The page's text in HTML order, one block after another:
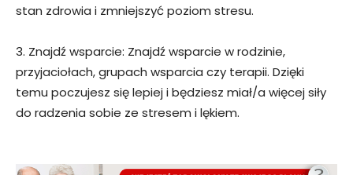
stan zdrowia i zmniejszyć poziom stresu.
3. Znajdź wsparcie: Znajdź wsparcie w rodzinie,
przyjaciołach, grupach wsparcia czy terapii. Dzięki
temu poczujesz się lepiej i będziesz miał/a więcej siły
do radzenia sobie ze stresem i lękiem.